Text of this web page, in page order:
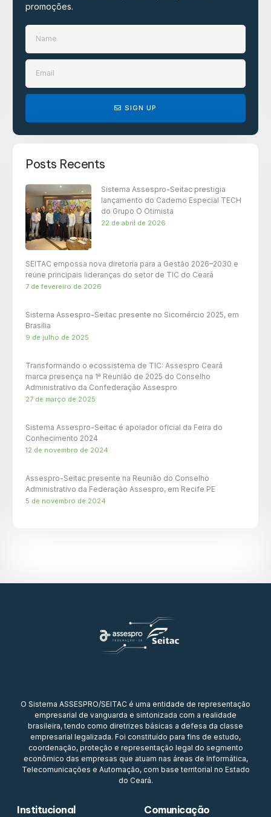
promoções.​
SIGN UP
Posts Recents
Sistema Assespro-Seitac prestigia
lançamento do Caderno Especial TECH
do Grupo O Otimista
22 de abril de 2026
SEITAC empossa nova diretoria para a Gestão 2026–2030 e
reúne principais lideranças do setor de TIC do Ceará
7 de fevereiro de 2026
Sistema Assespro-Seitac presente no Sicomércio 2025, em
Brasília
9 de julho de 2025
Transformando o ecossistema de TIC: Assespro Ceará
marca presença na 1ª Reunião de 2025 do Conselho
Administrativo da Confederação Assespro
27 de março de 2025
Sistema Assespro-Seitac é apoiador oficial da Feira do
Conhecimento 2024
12 de novembro de 2024
Assespro-Seitac presente na Reunião do Conselho
Administrativo da Federação Assespro, em Recife PE
5 de novembro de 2024
O Sistema ASSESPRO/SEITAC é uma entidade de representação
empresarial de vanguarda e sintonizada com a realidade
brasileira, tendo como diretrizes básicas a defesa da classe
empresarial legalizada. Foi constituído para fins de estudo,
coordenação, proteção e representação legal do segmento
econômico das empresas que atuam nas áreas de Informática,
Telecomunicações e Automação, com base territorial no Estado
do Ceará.
Institucional Comunicação